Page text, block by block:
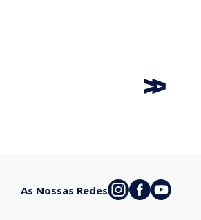
As Nossas Redes